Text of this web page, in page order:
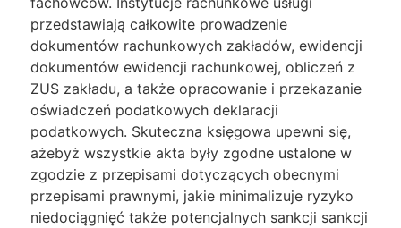
przedstawiają całkowite prowadzenie
dokumentów rachunkowych zakładów, ewidencji
dokumentów ewidencji rachunkowej, obliczeń z
ZUS zakładu, a także opracowanie i przekazanie
oświadczeń podatkowych deklaracji
podatkowych. Skuteczna księgowa upewni się,
ażebyż wszystkie akta były zgodne ustalone w
zgodzie z przepisami dotyczących obecnymi
przepisami prawnymi, jakie minimalizuje ryzyko
niedociągnięć także potencjalnych sankcji sankcji